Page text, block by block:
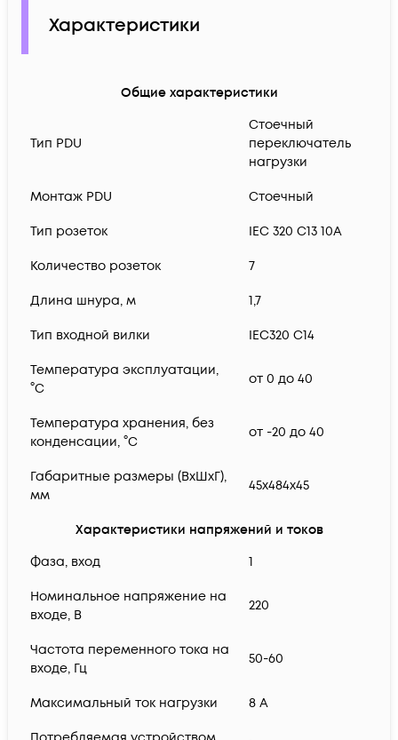
Характеристики
Общие характеристики
Тип PDU
Стоечный
переключатель
нагрузки
Монтаж PDU Стоечный
Тип розеток IEC 320 C13 10A
Количество розеток 7
Длина шнура, м 1,7
Тип входной вилки IEC320 C14
Температура эксплуатации,
°C
от 0 до 40
Температура хранения, без
конденсации, °С
от -20 до 40
Габаритные размеры (ВхШхГ),
мм
45х484x45
Характеристики напряжений и токов
Фаза, вход
1
Номинальное напряжение на
входе, В
220
Частота переменного тока на
входе, Гц
50-60
Максимальный ток нагрузки 8 A